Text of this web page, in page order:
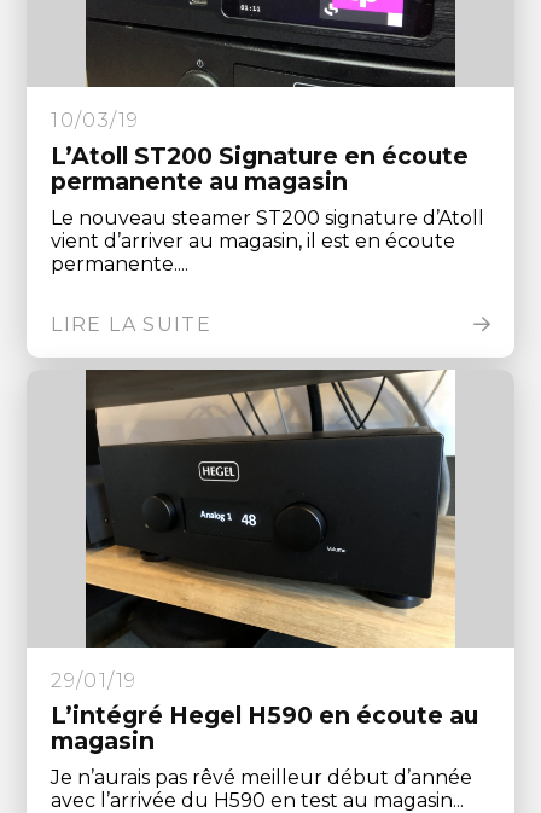
10/03/19
L’Atoll ST200 Signature en écoute
permanente au magasin
Le nouveau steamer ST200 signature d’Atoll
vient d’arriver au magasin, il est en écoute
permanente....
LIRE LA SUITE
29/01/19
L’intégré Hegel H590 en écoute au
magasin
Je n’aurais pas rêvé meilleur début d’année
avec l’arrivée du H590 en test au magasin...